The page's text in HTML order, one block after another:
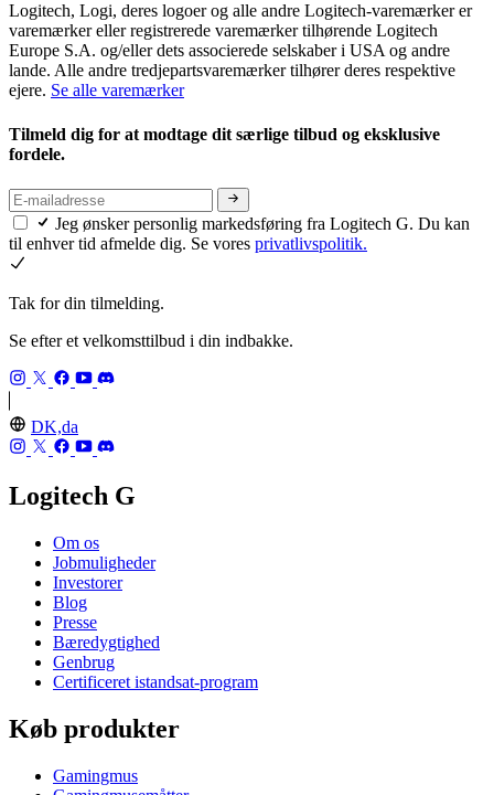
Logitech, Logi, deres logoer og alle andre Logitech-varemærker er
varemærker eller registrerede varemærker tilhørende Logitech
Europe S.A. og/eller dets associerede selskaber i USA og andre
lande. Alle andre tredjepartsvaremærker tilhører deres respektive
ejere. Se alle varemærker
Tilmeld dig for at modtage dit særlige tilbud og eksklusive
fordele.
Jeg ønsker personlig markedsføring fra Logitech G. Du kan
til enhver tid afmelde dig. Se vores privatlivspolitik.
Tak for din tilmelding.
Se efter et velkomsttilbud i din indbakke.
DK,da
Logitech G
Om os
Jobmuligheder
Investorer
Blog
Presse
Bæredygtighed
Genbrug
Certificeret istandsat-program
Køb produkter
Gamingmus